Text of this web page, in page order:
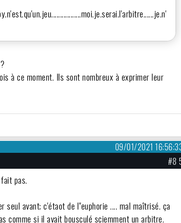
à ce moment. Ils sont nombreux à exprimer leur
09/01/2021
#8
pas.
avant; c'étaot de l"euphorie .... mal maîtrisé. ça
comme si il avait bousculé sciemment un arbitre.